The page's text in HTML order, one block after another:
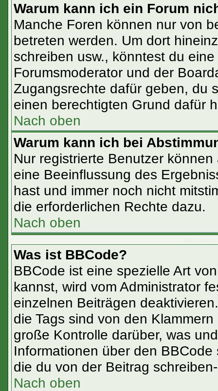
Warum kann ich ein Forum
Manche Foren können nur von
betreten werden. Um dort
schreiben usw., könntest du
Forumsmoderator und der
Zugangsrechte dafür geben, du
einen berechtigten Grund dafür
Nach oben
Warum kann ich bei
Nur registrierte Benutzer
eine Beeinflussung des
hast und immer noch nicht
die erforderlichen Rechte dazu.
Nach oben
Was ist BBCode?
BBCode ist eine spezielle Art
kannst, wird vom Administrator
einzelnen Beiträgen
die Tags sind von den
große Kontrolle darüber, was
Informationen über den
die du von der Beitrag
Nach oben